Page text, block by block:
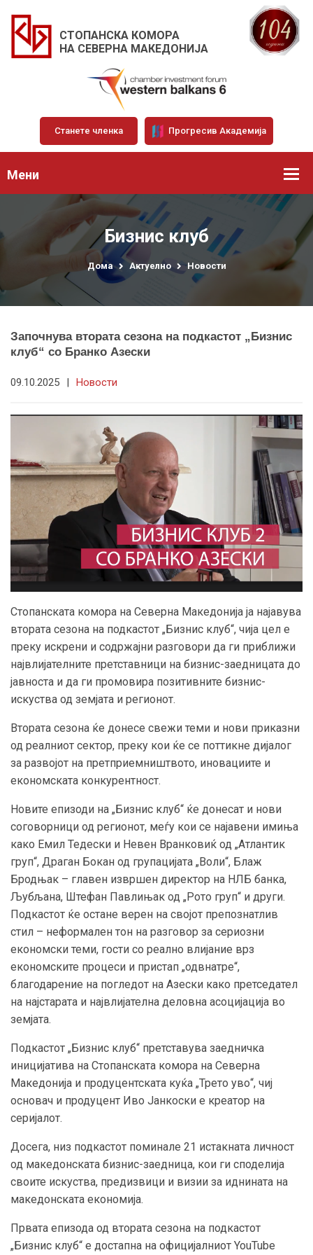
СТОПАНСКА КОМОРА
НА СЕВЕРНА МАКЕДОНИЈА
Станете членка Прогресив Академија
Мени
Бизнис клуб
Дома Актуелно Новости
Започнува втората сезона на подкастот „Бизнис
клуб“ со Бранко Азески
09.10.2025 | Новости
Стопанската комора на Северна Македонија ја најавува
втората сезона на подкастот „Бизнис клуб“, чија цел е
преку искрени и содржајни разговори да ги приближи
највлијателните претставници на бизнис-заедницата до
јавноста и да ги промовира позитивните бизнис-
искуства од земјата и регионот.
Втората сезона ќе донесе свежи теми и нови приказни
од реалниот сектор, преку кои ќе се поттикне дијалог
за развојот на претприемништвото, иновациите и
економската конкурентност.
Новите епизоди на „Бизнис клуб“ ќе донесат и нови
соговорници од регионот, меѓу кои се најавени имиња
како Емил Тедески и Невен Вранковиќ од „Атлантик
груп“, Драган Бокан од групацијата „Воли“, Блаж
Бродњак – главен извршен директор на НЛБ банка,
Љубљана, Штефан Павлињак од „Рото груп“ и други.
Подкастот ќе остане верен на својот препознатлив
стил – неформален тон на разговор за сериозни
економски теми, гости со реално влијание врз
економските процеси и пристап „одвнатре“,
благодарение на погледот на Азески како претседател
на најстарата и највлијателна деловна асоцијација во
земјата.
Подкастот „Бизнис клуб“ претставува заедничка
иницијатива на Стопанската комора на Северна
Македонија и продуцентската куќа „Трето уво“, чиј
основач и продуцент Иво Јанкоски е креатор на
серијалот.
Досега, низ подкастот поминале 21 истакната личност
од македонската бизнис-заедница, кои ги споделија
своите искуства, предизвици и визии за иднината на
македонската економија.
Првата епизода од втората сезона на подкастот
„Бизнис клуб“ е достапна на официјалниот YouTube